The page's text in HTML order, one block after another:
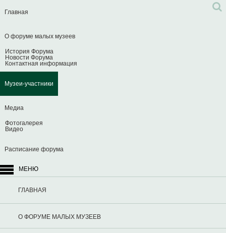
Главная
О форуме малых музеев
История Форума
Новости Форума
Контактная информация
Музеи-участники
Медиа
Фотогалерея
Видео
Расписание форума
МЕНЮ
ГЛАВНАЯ
О ФОРУМЕ МАЛЫХ МУЗЕЕВ